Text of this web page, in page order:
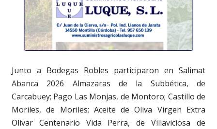
Junto a Bodegas Robles participaron en Salimat
Abanca 2026 Almazaras de la Subbética, de
Carcabuey; Pago Las Monjas, de Montoro; Castillo de
Moriles, de Moriles; Aceite de Oliva Virgen Extra
Olivar Centenario Vida Perra, de Villaviciosa de